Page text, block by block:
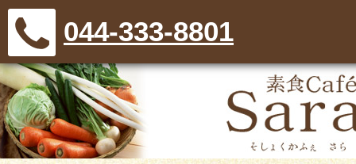
044-333-8801